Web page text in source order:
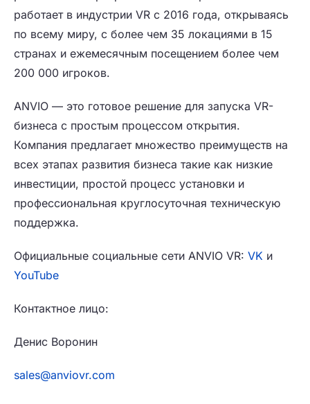
работает в индустрии VR с 2016 года, открываясь
по всему миру, с более чем 35 локациями в 15
странах и ежемесячным посещением более чем
200 000 игроков.
ANVIO — это готовое решение для запуска VR-
бизнеса с простым процессом открытия.
Компания предлагает множество преимуществ на
всех этапах развития бизнеса такие как низкие
инвестиции, простой процесс установки и
профессиональная круглосуточная техническую
поддержка.
Официальные социальные сети ANVIO VR: VK и
YouTube
Контактное лицо:
Денис Воронин
sales@anviovr.com